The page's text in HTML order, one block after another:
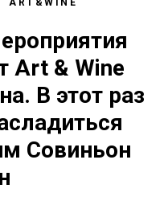
Art & Wine
В этот раз
Совиньон